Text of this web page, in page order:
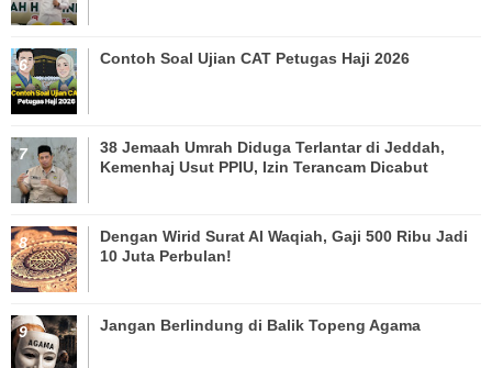
Contoh Soal Ujian CAT Petugas Haji 2026
38 Jemaah Umrah Diduga Terlantar di Jeddah,
Kemenhaj Usut PPIU, Izin Terancam Dicabut
Dengan Wirid Surat Al Waqiah, Gaji 500 Ribu Jadi
10 Juta Perbulan!
Jangan Berlindung di Balik Topeng Agama